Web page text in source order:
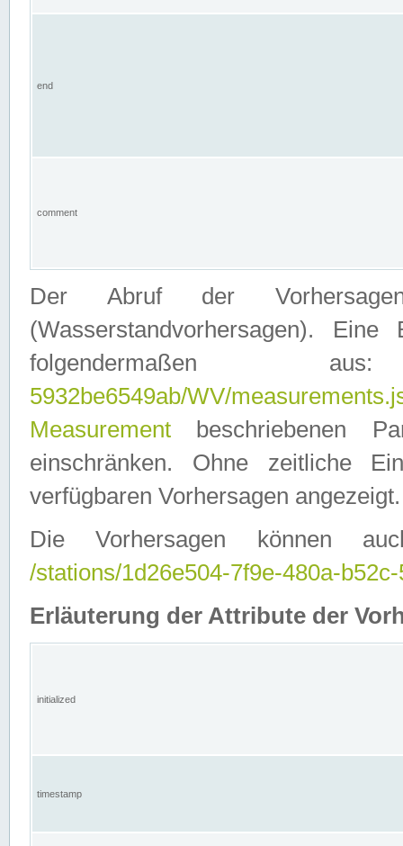
end
comment
Der Abruf der
(Wasserstandvorhersagen).
folgendermaßen
5932be6549ab/WV/
Measurement beschriebenen
einschränken. Ohne zeitliche
verfügbaren Vorhersagen angezeigt.
Die Vorhersagen können
/stations/1d26e504-7f9e-480a-
Erläuterung der Attribute der
initialized
timestamp